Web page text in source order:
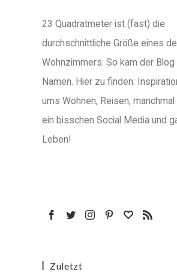
23 Quadratmeter ist (fast) die
durchschnittliche Größe eines
Wohnzimmers. So kam der
Namen. Hier zu finden:
ums Wohnen, Reisen,
ein bisschen Social Media und
Leben!
Zuletzt